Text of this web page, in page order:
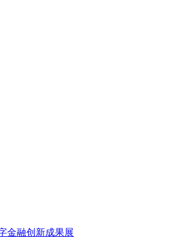
金融创新成果展